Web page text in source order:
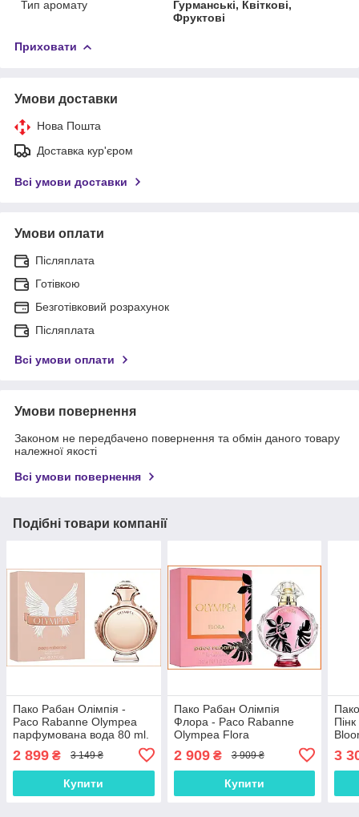
Тип аромату
Гурманські, Квіткові,
Фруктові
Приховати
Умови доставки
Нова Пошта
Доставка кур'єром
Всі умови доставки
Умови оплати
Післяплата
Готівкою
Безготівковий розрахунок
Післяплата
Всі умови оплати
Умови повернення
Законом не передбачено повернення та обмін даного товару
належної якості
Всі умови повернення
Подібні товари компанії
Пако Рабан Олімпія -
Paco Rabanne Olympea
парфумована вода 80 ml.
2 899 ₴ 3 149 ₴
Купити
Пако Рабан Олімпія
Флора - Paco Rabanne
Olympea Flora
парфумована вода 80 ml.
2 909₴ 3 909 ₴
Купити
3